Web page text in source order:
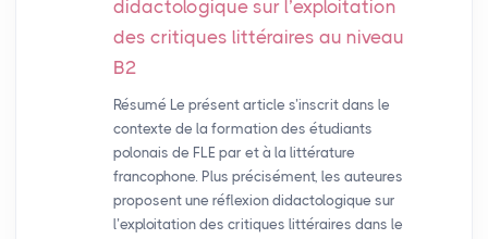
didactologique sur l’exploitation
des critiques littéraires au niveau
B2
Résumé Le présent article s’inscrit dans le
contexte de la formation des étudiants
polonais de FLE par et à la littérature
francophone. Plus précisément, les auteures
proposent une réflexion didactologique sur
l’exploitation des critiques littéraires dans le